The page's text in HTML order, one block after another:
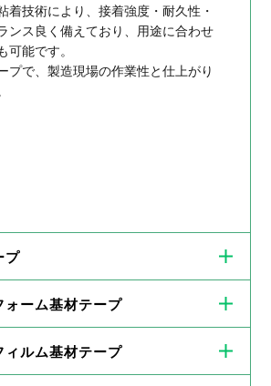
着技術により、接着強度・耐久性・
ンス良く備えており、用途に合わせ
可能です。
プで、製造現場の作業性と仕上がり
プ
ォーム基材テープ
ィルム基材テープ